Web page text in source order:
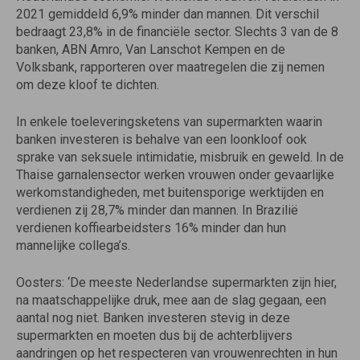
2021 gemiddeld 6,9% minder dan mannen. Dit verschil
bedraagt 23,8% in de financiële sector. Slechts 3 van de 8
banken, ABN Amro, Van Lanschot Kempen en de
Volksbank, rapporteren over maatregelen die zij nemen
om deze kloof te dichten.
In enkele toeleveringsketens van supermarkten waarin
banken investeren is behalve van een loonkloof ook
sprake van seksuele intimidatie, misbruik en geweld. In de
Thaise garnalensector werken vrouwen onder gevaarlijke
werkomstandigheden, met buitensporige werktijden en
verdienen zij 28,7% minder dan mannen. In Brazilië
verdienen koffiearbeidsters 16% minder dan hun
mannelijke collega’s.
Oosters: ‘De meeste Nederlandse supermarkten zijn hier,
na maatschappelijke druk, mee aan de slag gegaan, een
aantal nog niet. Banken investeren stevig in deze
supermarkten en moeten dus bij de achterblijvers
aandringen op het respecteren van vrouwenrechten in hun